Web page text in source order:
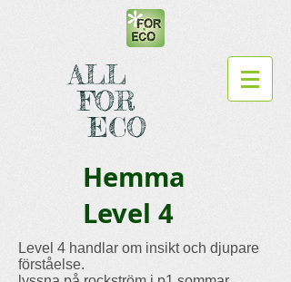
ALL
FOR
ECO
Hemma
Level 4
Level 4 handlar om insikt och djupare
förståelse.